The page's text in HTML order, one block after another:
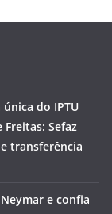
do IPTU
Freitas: Sefaz
transferência
e confia